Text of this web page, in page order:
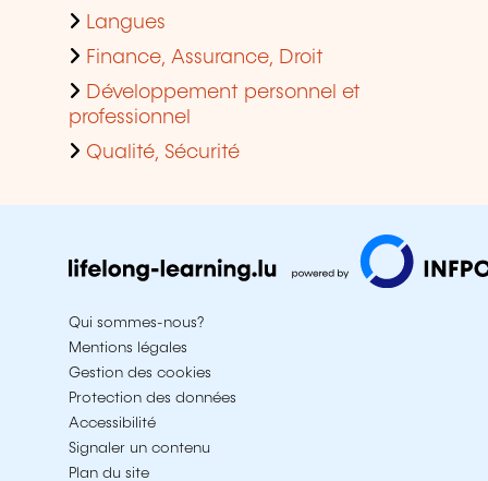
Langues
Finance, Assurance, Droit
Développement personnel et
professionnel
Qualité, Sécurité
Qui sommes-nous?
Mentions légales
Gestion des cookies
Protection des données
Accessibilité
Signaler un contenu
Plan du site